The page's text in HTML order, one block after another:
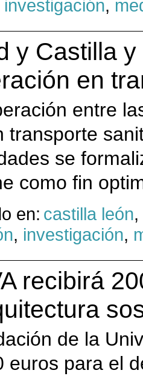
investigación,
y Castilla
en
entre
transporte
se
como fin
en: castilla león,
, investigación,
recibirá
de la
euros para el